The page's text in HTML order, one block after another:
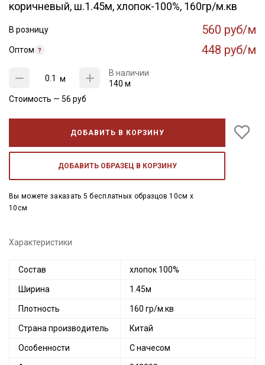
коричневый, ш.1.45м, хлопок-100%, 160гр/м.кв
В розницу 560 руб/м
Оптом 448 руб/м
м
В наличии
140 м
Стоимость — 56 руб
ДОБАВИТЬ В КОРЗИНУ
ДОБАВИТЬ ОБРАЗЕЦ В КОРЗИНУ
Вы можете заказать 5 бесплатных образцов 10см x
10см
Характеристики
Состав хлопок 100%
Ширина 1.45м
Плотность 160 гр/м.кв
Страна производитель Китай
Особенности С начесом